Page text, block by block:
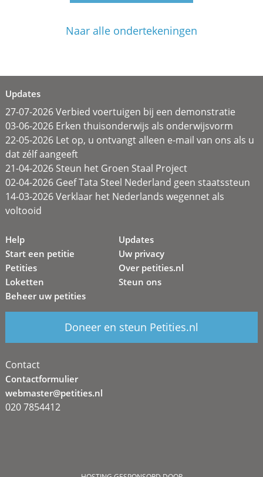
Naar alle ondertekeningen
Updates
27-07-2026 Verbied voertuigen bij een demonstratie
03-06-2026 Erken thuisonderwijs als onderwijsvorm
22-05-2026 Let op, u ontvangt alleen e-mail van ons als u
dat zélf aangeeft
21-04-2026 Steun het Groen Staal Project
02-04-2026 Geef Tata Steel Nederland geen staatssteun
14-03-2026 Verklaar het Nederlands wegennet als
voltooid
Help
Start een petitie
Petities
Loketten
Beheer uw petities
Updates
Uw privacy
Over petities.nl
Steun ons
Doneer en steun Petities.nl
Contact
Contactformulier
webmaster@petities.nl
020 7854412